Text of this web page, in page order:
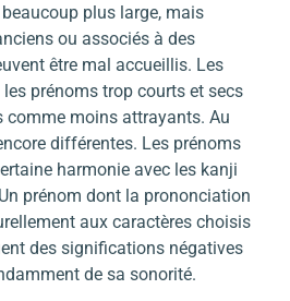
plus large, mais
ou associés à des
être mal accueillis. Les
prénoms trop courts et secs
comme moins attrayants. Au
différentes. Les prénoms
harmonie avec les kanji
prénom dont la prononciation
aux caractères choisis
des significations négatives
de sa sonorité.